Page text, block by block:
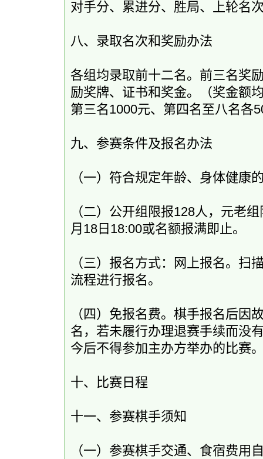
对手分、累进分、胜局、上轮名
八、录取名次和奖励办法
各组均录取前十二名。前三名奖
励奖牌、证书和奖金。（奖金额
第三名1000元、第四名至八名各
九、参赛条件及报名办法
（一）符合规定年龄、身体健康
（二）公开组限报128人，元老
月18日18:00或名额报满即止。
（三）报名方式：网上报名。扫
流程进行报名。
（四）免报名费。棋手报名后因
名，若未履行办理退赛手续而没
今后不得参加主办方举办的比赛
十、比赛日程
十一、参赛棋手须知
（一）参赛棋手交通、食宿费用